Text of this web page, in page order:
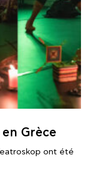
Grèce
ont été